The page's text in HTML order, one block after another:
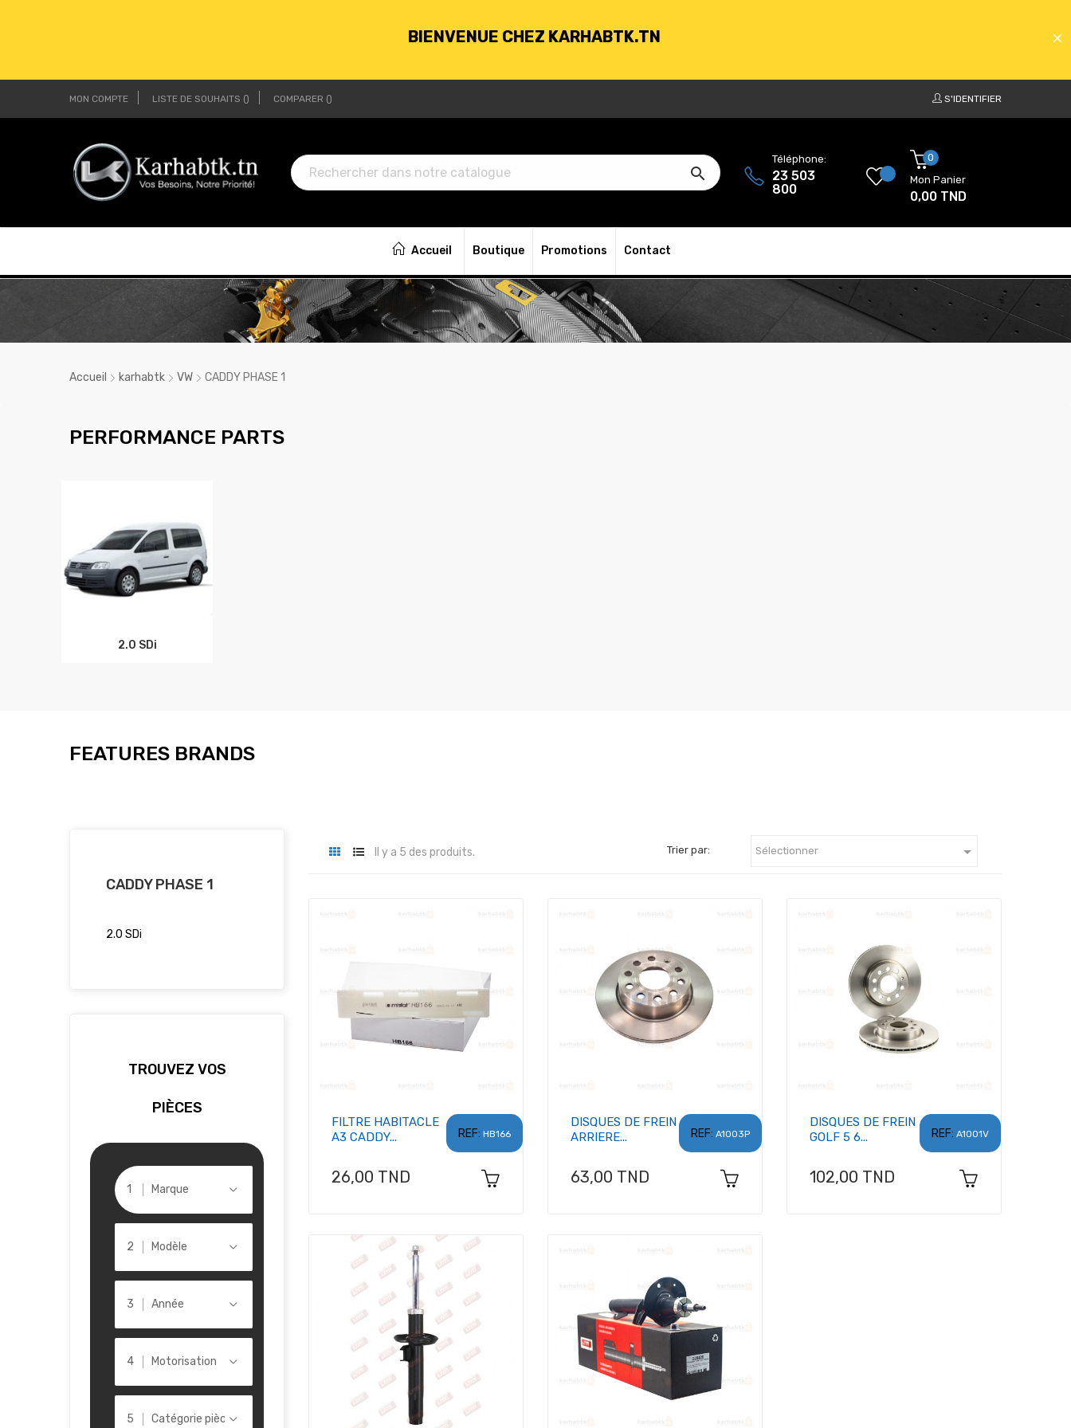
BIENVENUE CHEZ KARHABTK.TN
LIVRAISON GRATUITE À PARTIR DE 250DT D'ACHATS
BIENVENUE CHEZ KARHABTK.TN
LIVRAISON GRATUITE À PARTIR DE 250DT D'ACHATS
MON COMPTE LISTE DE SOUHAITS COMPARER S'IDENTIFIER

Téléphone:
23 503
800
0
Mon Panier
0,00 TND
Accueil Boutique Promotions Contact
Accueil karhabtk VW CADDY PHASE 1
PERFORMANCE PARTS
2.0 SDi
FEATURES BRANDS
CADDY PHASE 1
2.0 SDi
TROUVEZ VOS
PIÈCES
Marque
Modèle
Année
Motorisation
Catégorie pièce
Il y a 5 des produits. Trier par: Sélectionner 
REF: HB166
FILTRE HABITACLE
A3 CADDY...
Prix
26,00 TND
REF: A1003P
DISQUES DE FREIN
ARRIERE...
Prix
63,00 TND
REF: A1001V
DISQUES DE FREIN
GOLF 5 6...
Prix
102,00 TND